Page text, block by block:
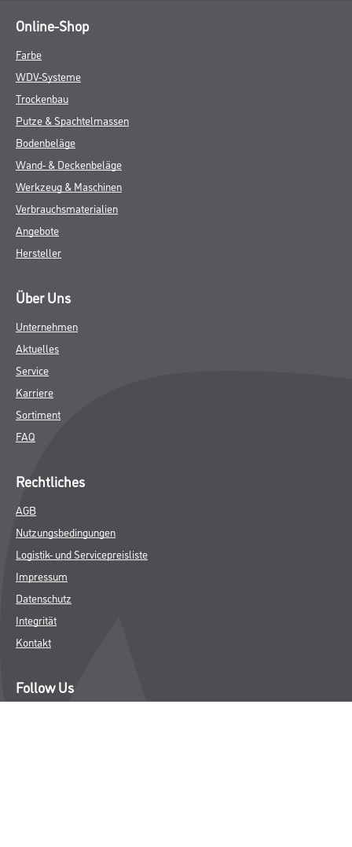
Online-Shop
Farbe
WDV-Systeme
Trockenbau
Putze & Spachtelmassen
Bodenbeläge
Wand- & Deckenbeläge
Werkzeug & Maschinen
Verbrauchsmaterialien
Angebote
Hersteller
Über Uns
Unternehmen
Aktuelles
Service
Karriere
Sortiment
FAQ
Rechtliches
AGB
Nutzungsbedingungen
Logistik- und Servicepreisliste
Impressum
Datenschutz
Integrität
Kontakt
Follow Us